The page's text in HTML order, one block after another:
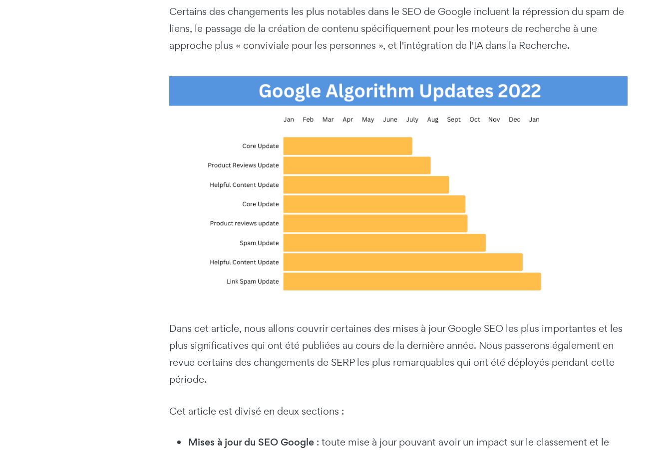
Certains des changements les plus notables dans le SEO de Google incluent la répression du spam de
liens, le passage de la création de contenu spécifiquement pour les moteurs de recherche à une
approche plus « conviviale pour les personnes », et l'intégration de l'IA dans la Recherche.
Dans cet article, nous allons couvrir certaines des mises à jour Google SEO les plus importantes et les
plus significatives qui ont été publiées au cours de la dernière année. Nous passerons également en
revue certains des changements de SERP les plus remarquables qui ont été déployés pendant cette
période.
Cet article est divisé en deux sections :
Mises à jour du SEO Google : toute mise à jour pouvant avoir un impact sur le classement et le